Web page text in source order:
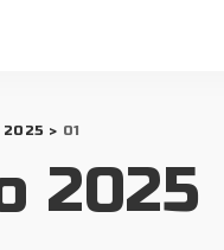
2025 > 01
2025